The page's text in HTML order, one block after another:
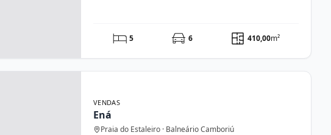
5 6 410,00m²
VENDAS
Ená
Praia do Estaleiro · Balneário Camboriú